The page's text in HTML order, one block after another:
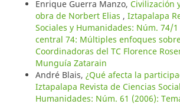
Enrique Guerra Manzo, Civilización
obra de Norbert Elias , Iztapalapa
Sociales y Humanidades: Núm. 74/1
central 74: Múltiples enfoques
Coordinadoras del TC Florence
Munguía Zatarain
André Blais, ¿Qué afecta la
Iztapalapa Revista de Ciencias
Humanidades: Núm. 61 (2006):